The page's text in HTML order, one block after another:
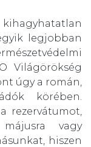
legjobban
Világörökség
úgy a román,
körében.
rezervátumot,
vagy
hiszen